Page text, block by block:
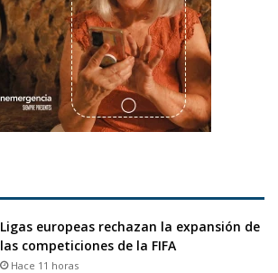
Ligas europeas rechazan la expansión de
las competiciones de la FIFA
Hace 11 horas